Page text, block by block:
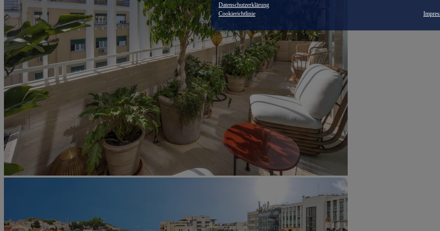
Datenschutzerklärung
Cookierichtlinie